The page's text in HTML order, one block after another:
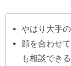
やはり大手
顔を合わせ
も相談でき